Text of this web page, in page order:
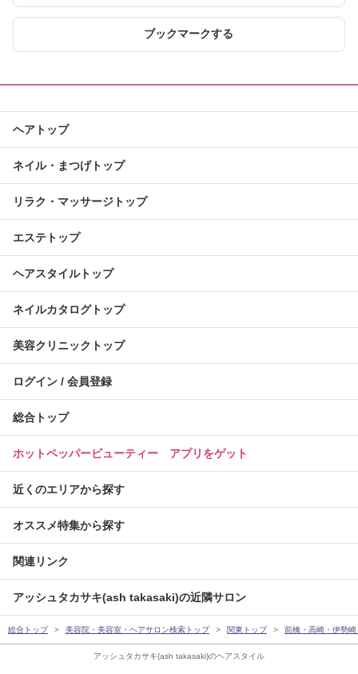
アッシュタカサキ(ash takasaki)のヘアスタイル
ブックマークする
ヘアトップ
ネイル・まつげトップ
リラク・マッサージトップ
エステトップ
ヘアスタイルトップ
ネイルカタログトップ
美容クリニックトップ
ログイン / 会員登録
総合トップ
ホットペッパービューティー アプリをゲット
近くのエリアから探す
オススメ特集から探す
関連リンク
アッシュタカサキ(ash takasaki)の近隣サロン
総合トップ 美容院・美容室・ヘアサロン検索トップ 関東トップ 前橋・高崎・伊勢